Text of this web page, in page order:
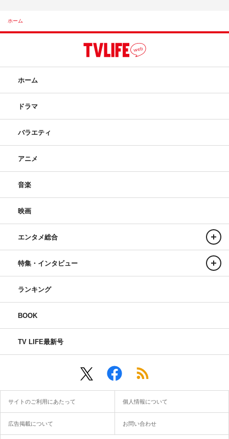
ホーム
ホーム
ドラマ
バラエティ
アニメ
音楽
映画
エンタメ総合
特集・インタビュー
ランキング
BOOK
TV LIFE最新号
サイトのご利用にあたって 個人情報について
広告掲載について お問い合わせ